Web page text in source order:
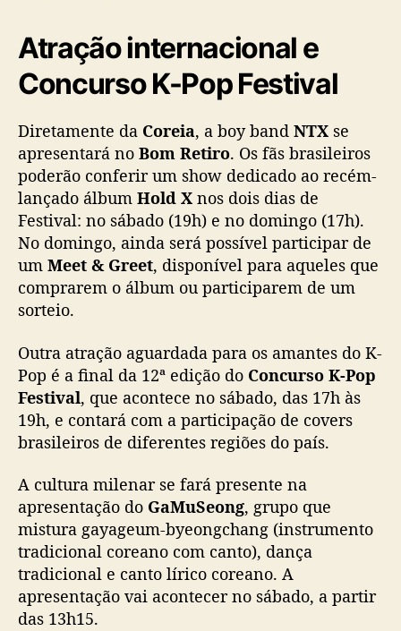
e
s
s
o
s
p
a
r
a
o
B
m
t
i
o
Atração internacional e
Concurso K-Pop Festival
Diretamente da Coreia, a boy band NTX se
apresentará no Bom Retiro. Os fãs brasileiros
poderão conferir um show dedicado ao recém-
lançado álbum Hold X nos dois dias de
Festival: no sábado (19h) e no domingo (17h).
No domingo, ainda será possível participar de
um Meet & Greet, disponível para aqueles que
comprarem o álbum ou participarem de um
sorteio.
Outra atração aguardada para os amantes do K-
Pop é a final da 12ª edição do Concurso K-Pop
Festival, que acontece no sábado, das 17h às
19h, e contará com a participação de covers
brasileiros de diferentes regiões do país.
A cultura milenar se fará presente na
apresentação do GaMuSeong, grupo que
mistura gayageum-byeongchang (instrumento
tradicional coreano com canto), dança
tradicional e canto lírico coreano. A
apresentação vai acontecer no sábado, a partir
das 13h15.